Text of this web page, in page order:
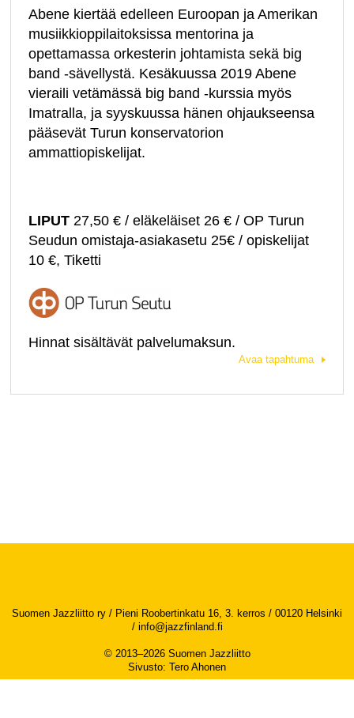
Abene kiertää edelleen Euroopan ja Amerikan
musiikkioppilaitoksissa mentorina ja
opettamassa orkesterin johtamista sekä big
band -sävellystä. Kesäkuussa 2019 Abene
vieraili vetämässä big band -kurssia myös
Imatralla, ja syyskuussa hänen ohjaukseensa
pääsevät Turun konservatorion
ammattiopiskelijat.
LIPUT27,50 € / eläkeläiset 26 € / OP Turun
Seudun omistaja-asiakasetu 25€ / opiskelijat
10 €, Tiketti
Hinnat sisältävät palvelumaksun.
Avaa tapahtuma
Suomen Jazzliitto ry / Pieni Roobertinkatu 16, 3. kerros / 00120 Helsinki
/ info@jazzfinland.fi
© 2013–2026 Suomen Jazzliitto
Sivusto: Tero Ahonen